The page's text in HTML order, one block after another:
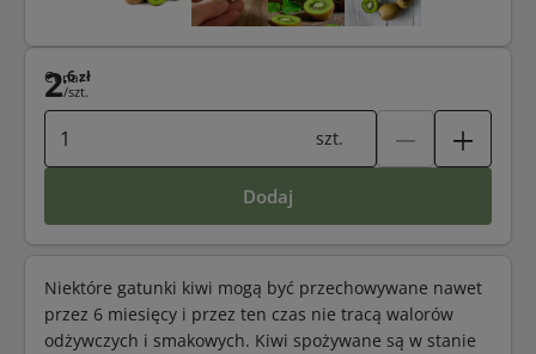
Cena:
2,6 zł
/szt.
szt.
dodaj
Niektóre gatunki kiwi mogą być przechowywane nawet
przez 6 miesięcy i przez ten czas nie tracą walorów
odżywczych i smakowych. Kiwi spożywane są w stanie